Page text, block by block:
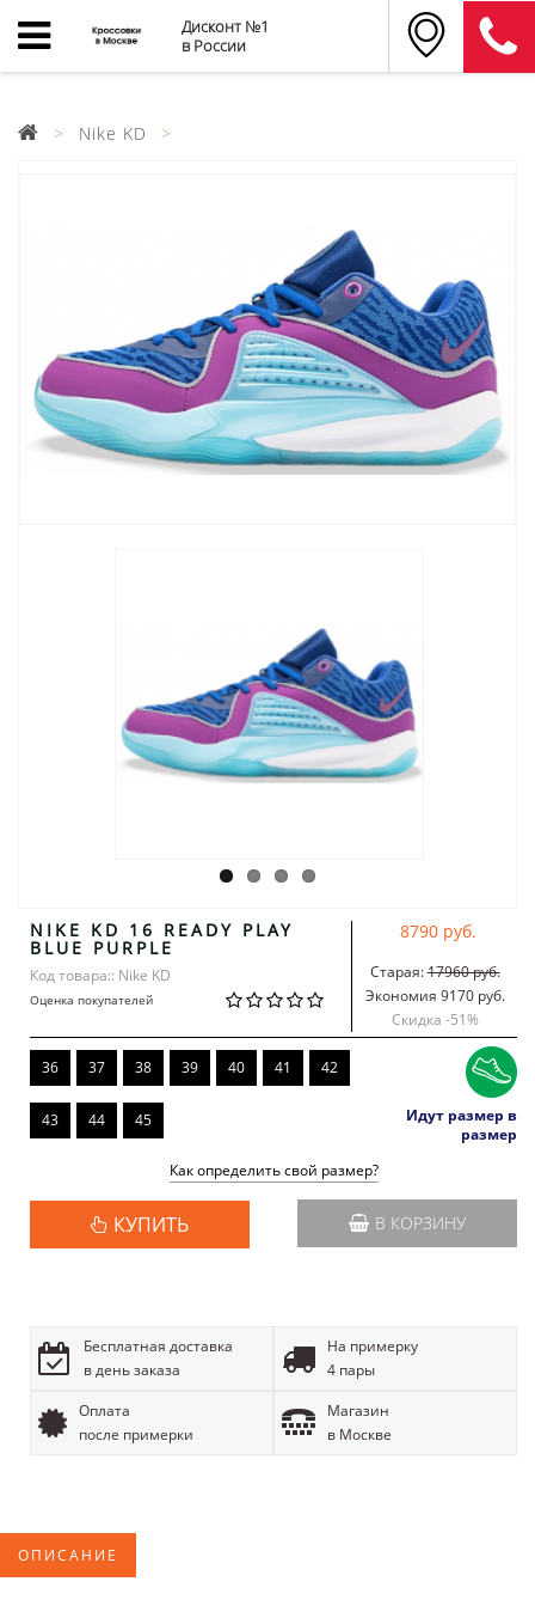
Дисконт №1
в России
Nike KD
NIKE KD 16 READY PLAY
BLUE PURPLE
Код товара:: Nike KD
Оценка покупателей
8790 руб.
Старая:17960 руб.
Экономия 9170 руб.
Скидка -51%
36 37 38 39 40 41 42
43 44 45
Идут размер в
размер
Как определить свой размер?
КУПИТЬ В КОРЗИНУ
Бесплатная доставка
в день заказа
На примерку
4 пары
Оплата
после примерки
Магазин
в Москве
ОПИСАНИЕ